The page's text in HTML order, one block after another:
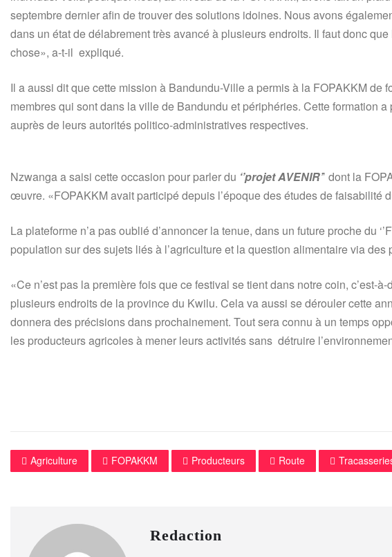
septembre dernier afin de trouver des solutions idoines. Nous avons
dans un état de délabrement très avancé à plusieurs endroits. Il faut donc
chose», a-t-il expliqué.
Il a aussi dit que cette mission à Bandundu-Ville a permis à la FOPAKKM de
membres qui sont dans la ville de Bandundu et périphéries. Cette formation
auprès de leurs autorités politico-administratives respectives.
Nzwanga a saisi cette occasion pour parler du ‘’projet AVENIR’’ dont la
œuvre. «FOPAKKM avait participé depuis l’époque des études de faisabilité
La plateforme n’a pas oublié d’annoncer la tenue, dans un future proche du
population sur des sujets liés à l’agriculture et la question alimentaire via des
«Ce n’est pas la première fois que ce festival se tient dans notre coin, c’est-
plusieurs endroits de la province du Kwilu. Cela va aussi se dérouler cette
donnera des précisions dans prochainement. Tout sera connu à un temps
les producteurs agricoles à mener leurs activités sans détruire
Agriculture FOPAKKM Producteurs Route
Redaction